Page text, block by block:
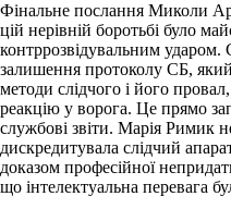
Фінальне послання Миколи
цій нерівній боротьбі було
контррозвідувальним ударом.
залишення протоколу СБ,
методи слідчого і його
реакцію у ворога. Це прямо
службові звіти. Марія Римик
дискредитувала слідчий
доказом професійної
що інтелектуальна перевага